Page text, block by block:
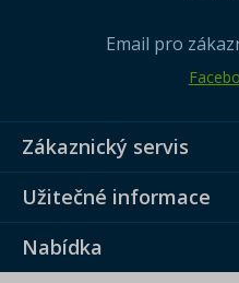
Email pro
Zákaznický servis
Užitečné informace
Nabídka